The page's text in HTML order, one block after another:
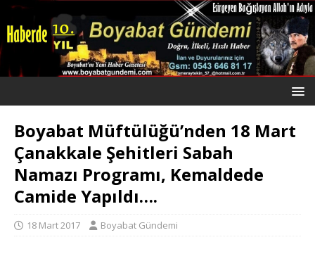
Boyabat Müftülüğü’nden 18 Mart
Çanakkale Şehitleri Sabah
Namazı Programı, Kemaldede
Camide Yapıldı….
18 Mart 2017 Boyabat Gündemi